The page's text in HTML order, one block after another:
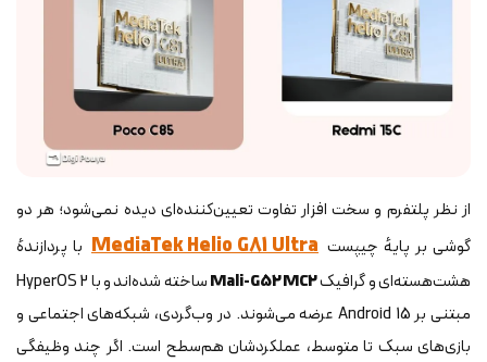
از نظر پلتفرم و سخت افزار تفاوت تعیین‌کننده‌ای دیده نمی‌شود؛ هر دو
گوشی بر پایهٔ چیپست MediaTek Helio G81 Ultra با پردازندهٔ
هشت‌هسته‌ای و گرافیکMali-G52 MC2
ساخته شده‌اند و با HyperOS 2
مبتنی بر Android 15 عرضه می‌شوند. در وب‌گردی، شبکه‌های اجتماعی و
بازی‌های سبک تا متوسط، عملکردشان هم‌سطح است. اگر چند وظیفگی